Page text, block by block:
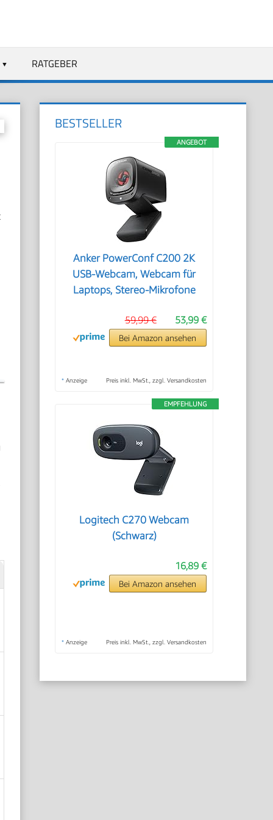
RATGEBER
BESTSELLER
ANGEBOT
Anker PowerConf C200 2K
USB-Webcam, Webcam für
Laptops, Stereo-Mikrofone
53,99 €
59,99 €
Bei Amazon ansehen
* Anzeige Preis inkl. MwSt., zzgl. Versandkosten
EMPFEHLUNG
Logitech C270 Webcam
(Schwarz)
16,89 €
Bei Amazon ansehen
* Anzeige Preis inkl. MwSt., zzgl. Versandkosten